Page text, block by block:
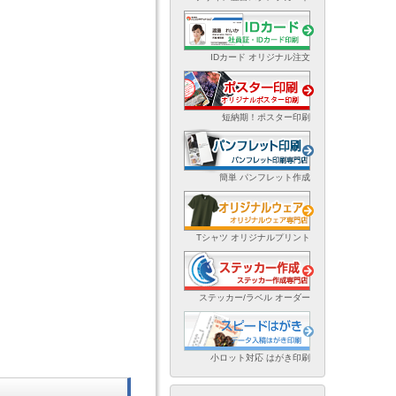
IDカード オリジナル注文
短納期！ポスター印刷
簡単 パンフレット作成
Tシャツ オリジナルプリント
ステッカー/ラベル オーダー
小ロット対応 はがき印刷